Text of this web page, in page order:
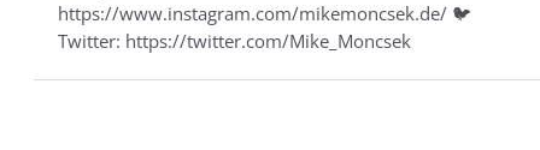
https://www.instagram.com/mikemoncsek.de/ 🐦
Twitter: https://twitter.com/Mike_Moncsek